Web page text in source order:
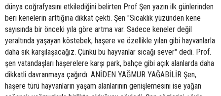
dünya coğrafyasını etkilediğini belirten Prof Şen yazın ilk günlerinden
beri kenelerin arttığına dikkat çekti. Şen "Sıcaklık yüzünden kene
sayısında bir önceki yıla göre artma var. Sadece keneler değil
yeraltında yaşayan köstebek, haşere ve özellikle yılan gibi hayvanlarla
daha sık karşılaşacağız. Çünkü bu hayvanlar sıcağı sever" dedi. Prof.
şen vatandaşları haşerelere karşı park, bahçe gibi açık alanlarda daha
dikkatli davranmaya çağırdı. ANİDEN YAĞMUR YAĞABİLİR Şen,
haşere türü hayvanların yaşam alanlarının genişlemesini ise yağan